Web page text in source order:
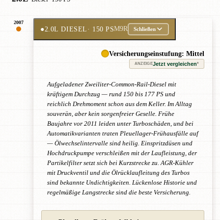
2007
●2.0L DIESEL· 150 PSM9R Schließen
Versicherungseinstufung: Mittel
ANZEIGEJetzt vergleichen*
Aufgeladener Zweiliter-Common-Rail-Diesel mit
kräftigem Durchzug — rund 150 bis 177 PS und
reichlich Drehmoment schon aus dem Keller. Im Alltag
souverän, aber kein sorgenfreier Geselle. Frühe
Baujahre vor 2011 leiden unter Turboschäden, und bei
Automatikvarianten traten Pleuellager-Frühausfälle auf
— Ölwechselintervalle sind heilig. Einspritzdüsen und
Hochdruckpumpe verschleißen mit der Laufleistung, der
Partikelfilter setzt sich bei Kurzstrecke zu. AGR-Kühler
mit Druckventil und die Ölrücklaufleitung des Turbos
sind bekannte Undichtigkeiten. Lückenlose Historie und
regelmäßige Langstrecke sind die beste Versicherung.